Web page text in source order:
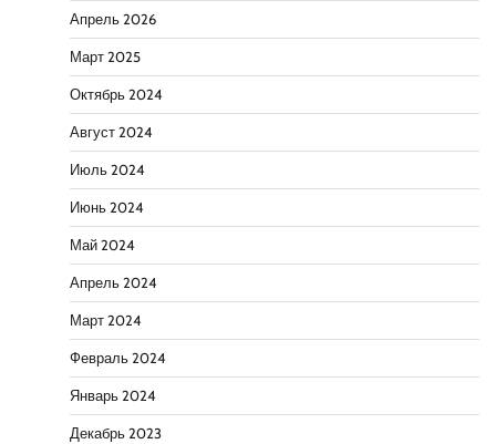
Апрель 2026
Март 2025
Октябрь 2024
Август 2024
Июль 2024
Июнь 2024
Май 2024
Апрель 2024
Март 2024
Февраль 2024
Январь 2024
Декабрь 2023